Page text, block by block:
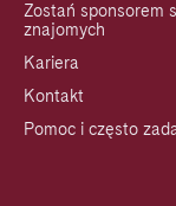
Zostań sponsorem
znajomych
Kariera
Kontakt
Pomoc i często